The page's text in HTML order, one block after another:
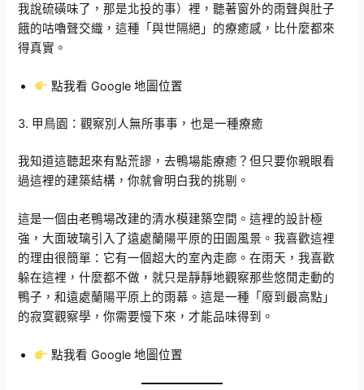
我說硫磺味了，那是北投的事）裡，聽著窗外的雨聲與肚子
餓的咕嚕聲交織，這種「與世隔絕」的療癒感，比什麼都來
得真實。
點我看 Google 地圖位置
3. 甲鳥園：觀察別人無所事事，也是一種療癒
我知道這聽起來有點荒謬，去鴨場能療癒？但只要你親眼看
過這裡的建築結構，你就會明白我的挑剔。
這是一個由老鴨場改建的清水模建築空間。這裡的設計極
強，大面玻璃引入了遠處蘭陽平原的田園風景。我喜歡這裡
的理由很簡單：它有一個超大的室內走廊。在雨天，我喜歡
躲在這裡，什麼都不做，就只是靜靜地觀察那些悠閒走動的
鴨子，和遠處蘭陽平原上的雨幕。這是一種「廢到最高點」
的寂寞觀察學，你需要慢下來，才能品味得到。
點我看 Google 地圖位置